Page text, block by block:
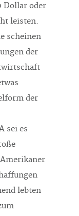
Dollar oder
leisten.
scheinen
der
der
sei es
lebten